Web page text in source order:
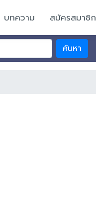
บทความ สมัครสมาชิก
ค้นหา